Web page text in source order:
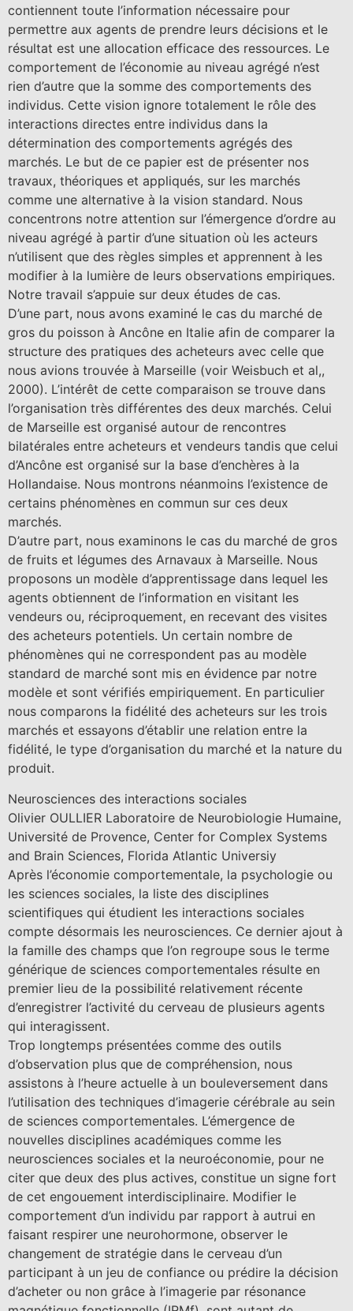
contiennent toute l’information nécessaire pour
permettre aux agents de prendre leurs décisions et le
résultat est une allocation efficace des ressources. Le
comportement de l’économie au niveau agrégé n’est
rien d’autre que la somme des comportements des
individus. Cette vision ignore totalement le rôle des
interactions directes entre individus dans la
détermination des comportements agrégés des
marchés. Le but de ce papier est de présenter nos
travaux, théoriques et appliqués, sur les marchés
comme une alternative à la vision standard. Nous
concentrons notre attention sur l’émergence d’ordre au
niveau agrégé à partir d’une situation où les acteurs
n’utilisent que des règles simples et apprennent à les
modifier à la lumière de leurs observations empiriques.
Notre travail s’appuie sur deux études de cas.
D’une part, nous avons examiné le cas du marché de
gros du poisson à Ancône en Italie afin de comparer la
structure des pratiques des acheteurs avec celle que
nous avions trouvée à Marseille (voir Weisbuch et al,,
2000). L’intérêt de cette comparaison se trouve dans
l’organisation très différentes des deux marchés. Celui
de Marseille est organisé autour de rencontres
bilatérales entre acheteurs et vendeurs tandis que celui
d’Ancône est organisé sur la base d’enchères à la
Hollandaise. Nous montrons néanmoins l’existence de
certains phénomènes en commun sur ces deux
marchés.
D’autre part, nous examinons le cas du marché de gros
de fruits et légumes des Arnavaux à Marseille. Nous
proposons un modèle d’apprentissage dans lequel les
agents obtiennent de l’information en visitant les
vendeurs ou, réciproquement, en recevant des visites
des acheteurs potentiels. Un certain nombre de
phénomènes qui ne correspondent pas au modèle
standard de marché sont mis en évidence par notre
modèle et sont vérifiés empiriquement. En particulier
nous comparons la fidélité des acheteurs sur les trois
marchés et essayons d’établir une relation entre la
fidélité, le type d’organisation du marché et la nature du
produit.
Neurosciences des interactions sociales
Olivier OULLIER Laboratoire de Neurobiologie Humaine,
Université de Provence, Center for Complex Systems
and Brain Sciences, Florida Atlantic Universiy
Après l’économie comportementale, la psychologie ou
les sciences sociales, la liste des disciplines
scientifiques qui étudient les interactions sociales
compte désormais les neurosciences. Ce dernier ajout à
la famille des champs que l’on regroupe sous le terme
générique de sciences comportementales résulte en
premier lieu de la possibilité relativement récente
d’enregistrer l’activité du cerveau de plusieurs agents
qui interagissent.
Trop longtemps présentées comme des outils
d’observation plus que de compréhension, nous
assistons à l’heure actuelle à un bouleversement dans
l’utilisation des techniques d’imagerie cérébrale au sein
de sciences comportementales. L’émergence de
nouvelles disciplines académiques comme les
neurosciences sociales et la neuroéconomie, pour ne
citer que deux des plus actives, constitue un signe fort
de cet engouement interdisciplinaire. Modifier le
comportement d’un individu par rapport à autrui en
faisant respirer une neurohormone, observer le
changement de stratégie dans le cerveau d’un
participant à un jeu de confiance ou prédire la décision
d’acheter ou non grâce à l’imagerie par résonance